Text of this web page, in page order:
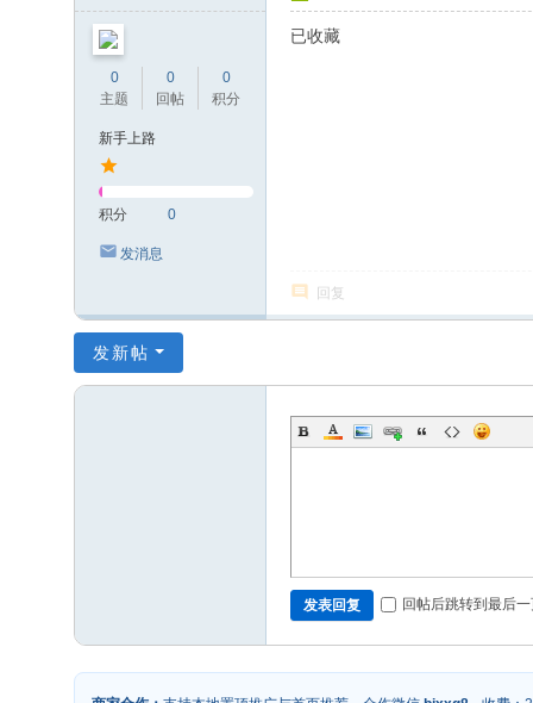
0
主题
0
回帖
0
积分
新手上路
积分 0
发消息
已收藏
回复
发新帖
发表回复 回帖后跳转到最后